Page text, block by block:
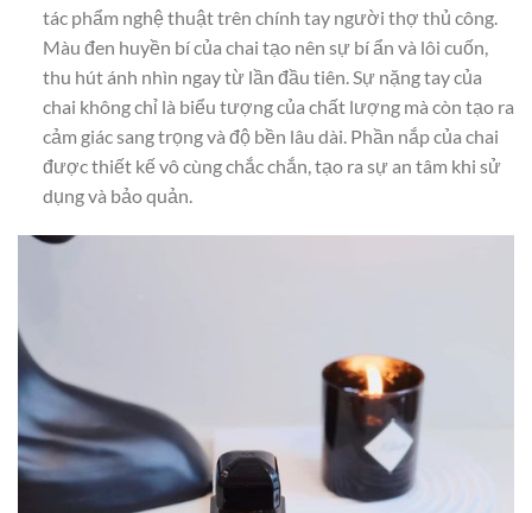
tác phẩm nghệ thuật trên chính tay người thợ thủ công.
Màu đen huyền bí của chai tạo nên sự bí ẩn và lôi cuốn,
thu hút ánh nhìn ngay từ lần đầu tiên. Sự nặng tay của
chai không chỉ là biểu tượng của chất lượng mà còn tạo ra
cảm giác sang trọng và độ bền lâu dài. Phần nắp của chai
được thiết kế vô cùng chắc chắn, tạo ra sự an tâm khi sử
dụng và bảo quản.